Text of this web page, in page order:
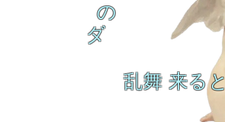
乱舞 来ると
の
ダ